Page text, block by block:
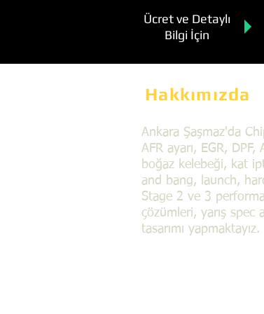
Ücret ve Detaylı
Bilgi İçin
Hakkımızda
Ankara Şaşmaz'da
AFR ayarı, EGR, DPF,
boğaz kelebeği, kat
and bang, launch,
Stage 2 ve 3
çözümleri, yarış spec
tasarımı yapmaktayız.